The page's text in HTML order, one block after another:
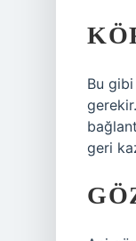
Bu
geri